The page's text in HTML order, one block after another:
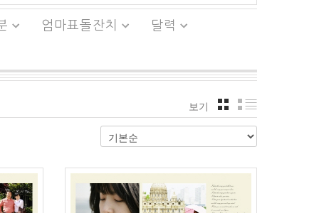
엄마표돌잔치 달력
보기 격자